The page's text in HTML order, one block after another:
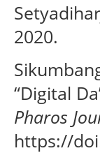
2020.
“Digital
Pharos
https://